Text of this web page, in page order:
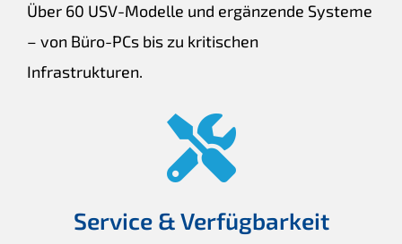
Über 60 USV-Modelle und ergänzende Systeme
– von Büro-PCs bis zu kritischen
Infrastrukturen.
Service & Verfügbarkeit